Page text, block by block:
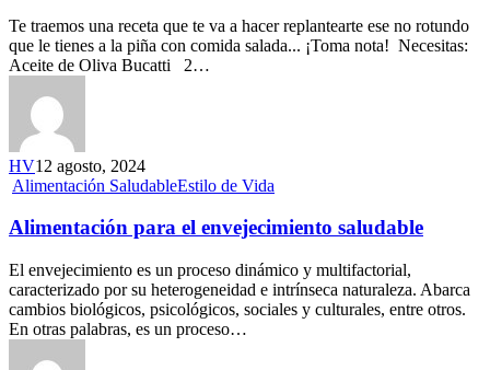
Te traemos una receta que te va a hacer replantearte ese no rotundo
que le tienes a la piña con comida salada... ¡Toma nota! Necesitas:
Aceite de Oliva Bucatti 2…
HV12 agosto, 2024
Alimentación SaludableEstilo de Vida
Alimentación para el envejecimiento saludable
El envejecimiento es un proceso dinámico y multifactorial,
caracterizado por su heterogeneidad e intrínseca naturaleza. Abarca
cambios biológicos, psicológicos, sociales y culturales, entre otros.
En otras palabras, es un proceso…